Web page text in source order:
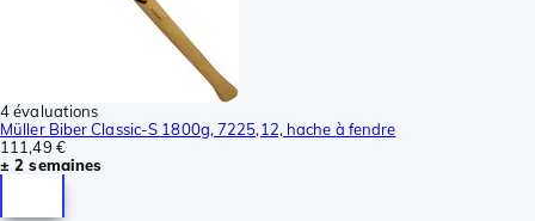
4 évaluations
Müller Biber Classic-S 1800g, 7225,12, hache à fendre
111,49 €
± 2 semaines